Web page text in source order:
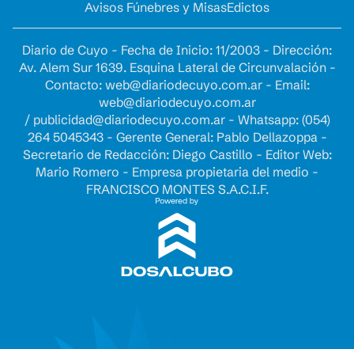
Avisos Fúnebres y MisasEdictos
Diario de Cuyo - Fecha de Inicio: 11/2003 - Dirección:
Av. Alem Sur 1639. Esquina Lateral de Circunvalación -
Contacto: web@diariodecuyo.com.ar- Email:
web@diariodecuyo.com.ar
/ publicidad@diariodecuyo.com.ar- Whatsapp: (054)
264 5045343 - Gerente General: Pablo Dellazoppa -
Secretario de Redacción: Diego Castillo - Editor Web:
Mario Romero - Empresa propietaria del medio -
FRANCISCO MONTES S.A.C.I.F.